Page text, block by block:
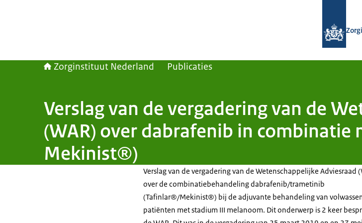
Zorginstituut Nederland Publicaties
Verslag van de vergadering van de
(WAR) over dabrafenib in
Mekinist®)
Verslag van de vergadering van de Wetenschappelijke Adviesraad
over de combinatiebehandeling dabrafenib/trametinib
(Tafinlar®/Mekinist®) bij de adjuvante behandeling van
patiënten met stadium III melanoom. Dit onderwerp is 2 keer